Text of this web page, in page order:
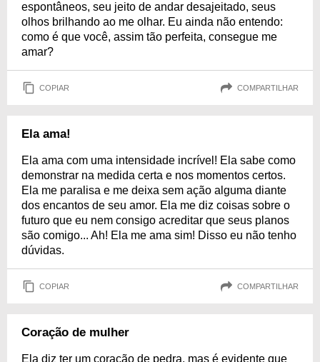
espontâneos, seu jeito de andar desajeitado, seus
olhos brilhando ao me olhar. Eu ainda não entendo:
como é que você, assim tão perfeita, consegue me
amar?
COPIAR COMPARTILHAR
Ela ama!
Ela ama com uma intensidade incrível! Ela sabe como
demonstrar na medida certa e nos momentos certos.
Ela me paralisa e me deixa sem ação alguma diante
dos encantos de seu amor. Ela me diz coisas sobre o
futuro que eu nem consigo acreditar que seus planos
são comigo... Ah! Ela me ama sim! Disso eu não tenho
dúvidas.
COPIAR COMPARTILHAR
Coração de mulher
Ela diz ter um coração de pedra, mas é evidente que